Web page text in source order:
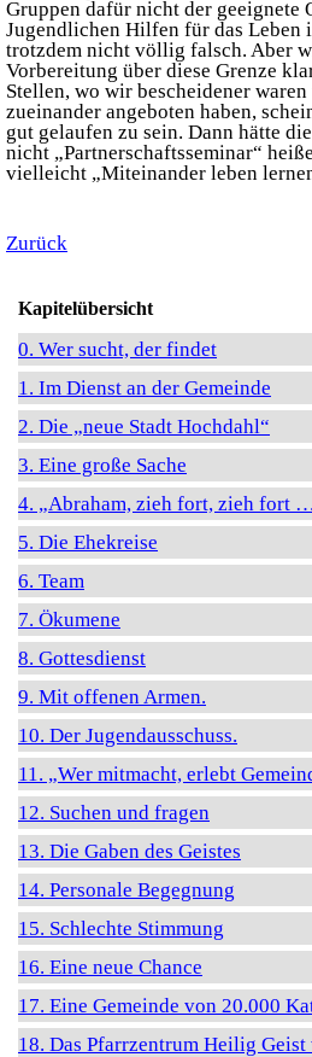
Gruppen dafür nicht der geeignete
Jugendlichen Hilfen für das Leben
trotzdem nicht völlig falsch. Aber
Vorbereitung über diese Grenze
Stellen, wo wir bescheidener
zueinander angeboten haben,
gut gelaufen zu sein. Dann hätte
nicht „Partnerschaftsseminar“
vielleicht „Miteinander leben
Zurück
Kapitelübersicht
0. Wer sucht, der findet
1. Im Dienst an der Gemeinde
2. Die „neue Stadt Hochdahl“
3. Eine große Sache
4. „Abraham, zieh fort, zieh fort
5. Die Ehekreise
6. Team
7. Ökumene
8. Gottesdienst
9. Mit offenen Armen.
10. Der Jugendausschuss.
11. „Wer mitmacht, erlebt
12. Suchen und fragen
13. Die Gaben des Geistes
14. Personale Begegnung
15. Schlechte Stimmung
16. Eine neue Chance
17. Eine Gemeinde von 20.000
18. Das Pfarrzentrum Heilig